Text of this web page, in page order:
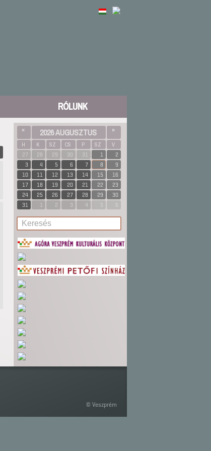
RÓLUNK
« 2026 AUGUSZTUS »
H K SZ CS P SZ
V
27
28 29 30 31 1
2
3
4 5 6 7 8
9
10
11 12 13 14 15
16
17
18 19 20 21 22
23
24
25 26 27 28 29
30
31
1 2 3 4 5 6
© Veszprém